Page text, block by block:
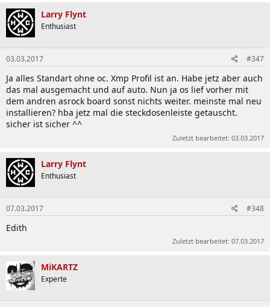
gern direkt in diesem Format posten. Danke.​
Nützliche Links & Tips (im Forum & im WWW)
1) Hardwareluxx
http://www.hardwareluxx.de/communit...ews-links-
bilder-reviews-z97-h97-1010600.html
http://www.hardwareluxx.de/communit...table-guide-
und-full-custom-liste-989828.html
http://www.hardwareluxx.de/community/f11/intel-
http://www.hardwareluxx.de/communit...l-sockel-1150-
haswell-laberthread-962401.html
thread-kein-quatschthread-959285.html
2) WWW (international)
visitors, world records broken!
Gigabyte Tech Blog: Windows XP Tools (
Larry Flynt
Enthusiast
03.03.2017 #347
Ja alles Standart ohne oc. Xmp Profil ist an. Habe jetz aber auch
das mal ausgemacht und auf auto. Nun ja os lief vorher mit
dem andren asrock board sonst nichts weiter. meinste mal neu
installieren? hba jetz mal die steckdosenleiste getauscht.
sicher ist sicher ^^
Zuletzt bearbeitet: 03.03.2017
Larry Flynt
Enthusiast
07.03.2017 #348
Edith
Zuletzt bearbeitet: 07.03.2017
MiKARTZ
Experte